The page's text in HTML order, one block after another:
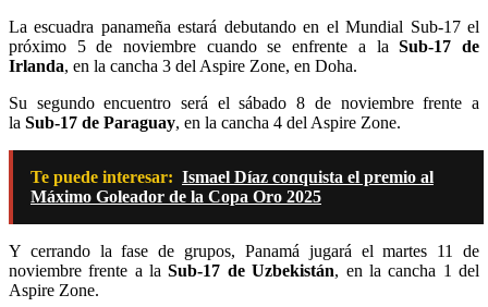
La escuadra panameña estará debutando en el Mundial Sub-17 el
próximo 5 de noviembre cuando se enfrente a laSub-17 de
Irlanda, en la cancha 3 del Aspire Zone, en Doha.
Su segundo encuentro será el sábado 8 de noviembre frente a
la Sub-17 de Paraguay, en la cancha 4 del Aspire Zone.
Te puede interesar: Ismael Díaz conquista el premio al
Máximo Goleador de la Copa Oro 2025
Y cerrando la fase de grupos, Panamá jugará el martes 11 de
noviembre frente a laSub-17 de Uzbekistán, en la cancha 1 del
Aspire Zone.